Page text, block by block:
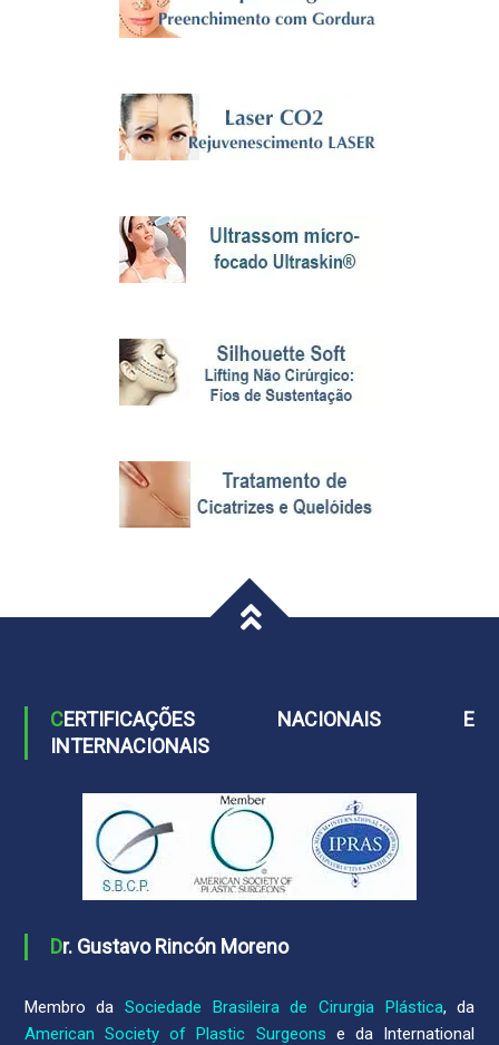
CERTIFICAÇÕES NACIONAIS E
INTERNACIONAIS
Dr. Gustavo Rincón Moreno
Membro daSociedade Brasileira de Cirurgia Plástica, da
American Society of Plastic Surgeons e da International